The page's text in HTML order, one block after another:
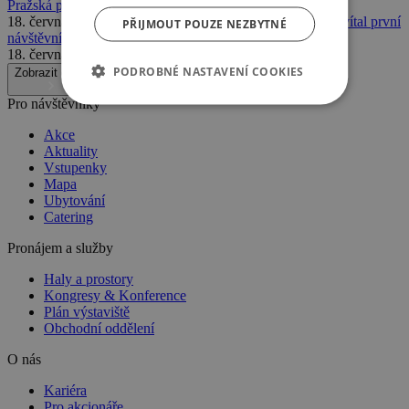
Pražská premiéra přilákala davy odborníků
18. června 2026
ARCHITECT@WORK Prague 2026 přivítal první
návštěvníky
18. června 2026
Zobrazit další
Pro návštěvníky
Akce
Aktuality
Vstupenky
Mapa
Ubytování
Catering
Pronájem a služby
Haly a prostory
Kongresy & Konference
Plán výstaviště
Obchodní oddělení
O nás
Kariéra
PŘIJMOUT POUZE NEZBYTNÉ
PODROBNÉ NASTAVENÍ COOKIES